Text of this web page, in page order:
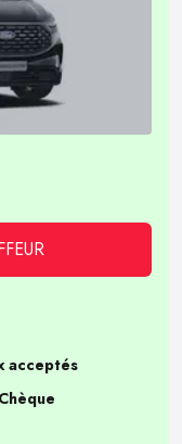
acceptés
Chèque